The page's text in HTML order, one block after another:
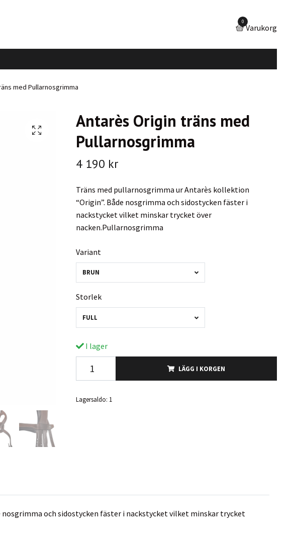
0
Varukorg
med Pullarnosgrimma
Antarès Origin träns med
Pullarnosgrimma
4 190 kr
Träns med pullarnosgrimma ur Antarès kollektion
“Origin”. Både nosgrimma och sidostycken fäster i
nackstycket vilket minskar trycket över
nacken.Pullarnosgrimma
Variant
BRUN
Storlek
FULL
I lager
LÄGG I KORGEN
Lagersaldo: 1
och sidostycken fäster i nackstycket vilket minskar trycket